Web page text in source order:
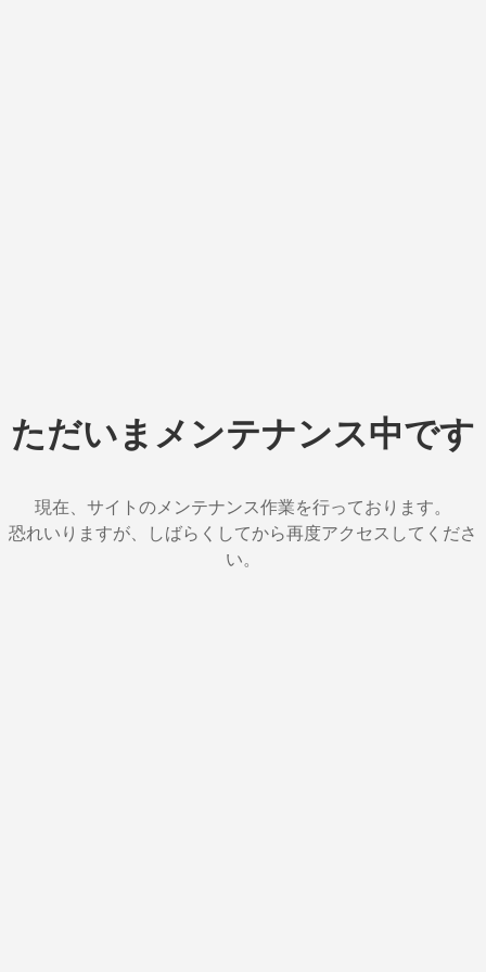
ただいまメンテナンス中です
現在、サイトのメンテナンス作業を行っております。
恐れいりますが、しばらくしてから再度アクセスしてくださ
い。